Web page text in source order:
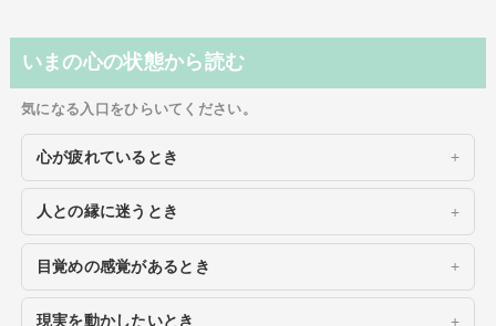
いまの心の状態から読む
気になる入口をひらいてください。
心が疲れているとき
人との縁に迷うとき
目覚めの感覚があるとき
現実を動かしたいとき